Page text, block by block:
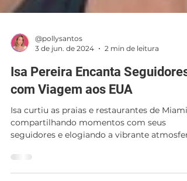
@pollysantos
3 de jun. de 2024
2 min de leitura
Isa Pereira Encanta Seguidores
com Viagem aos EUA
Isa curtiu as praias e restaurantes de Miami,
seguidores e elogiando a vibrante
local. Confira!